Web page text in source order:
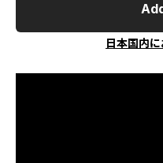
日本国内